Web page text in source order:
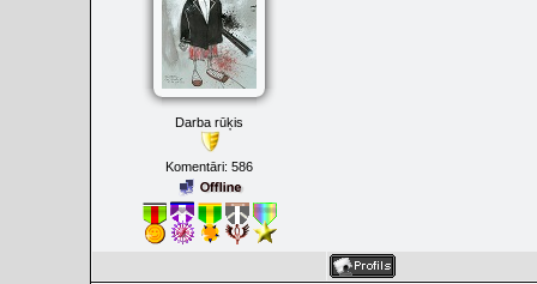
Darba rūķis
Komentāri: 586